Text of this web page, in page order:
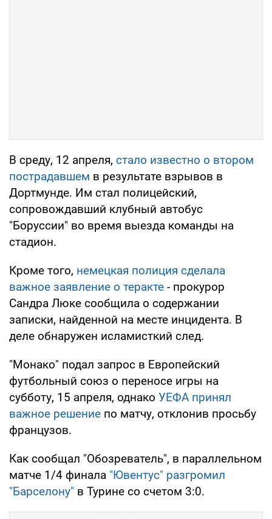
В среду, 12 апреля, стало известно о втором
пострадавшем в результате взрывов в
Дортмунде. Им стал полицейский,
сопровождавший клубный автобус
"Боруссии" во время выезда команды на
стадион.
Кроме того, немецкая полиция сделала
важное заявление о теракте - прокурор
Сандра Люке сообщила о содержании
записки, найденной на месте инцидента. В
деле обнаружен исламисткий след.
"Монако" подал запрос в Европейский
футбольный союз о переносе игры на
субботу, 15 апреля, однако УЕФА принял
важное решение по матчу, отклонив просьбу
французов.
Как сообщал "Обозреватель", в параллельном
матче 1/4 финала "Ювентус" разгромил
"Барселону" в Турине со счетом 3:0.